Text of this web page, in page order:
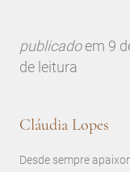
publicadoem 9
de leitura
Cláudia Lopes
Desde sempre